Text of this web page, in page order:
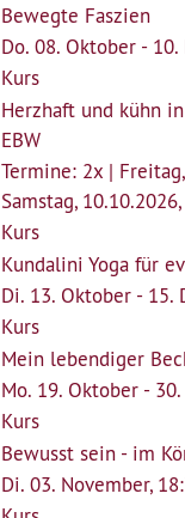
Bewegte Faszien
Do. 08. Oktober -
Kurs
Herzhaft und kühn
EBW
Termine: 2x |
Samstag,
Kurs
Kundalini Yoga für
Di. 13. Oktober - 15.
Kurs
Mein lebendiger
Mo. 19. Oktober -
Kurs
Bewusst sein - im
Di. 03. November,